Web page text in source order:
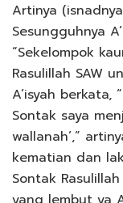
Artinya
Sesungguhnya
“Sekelompok
Rasulillah SAW
A’isyah berkata,
Sontak saya
wallanah’,”
kematian dan
Sontak